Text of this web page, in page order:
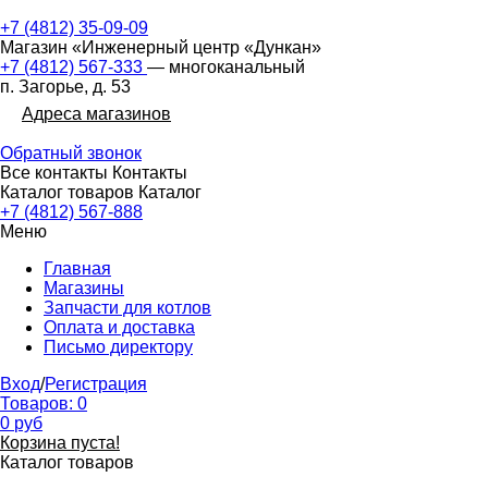
+7 (4812) 35-09-09
Магазин «Инженерный центр «Дункан»
+7 (4812) 567-333 — многоканальный
п. Загорье, д. 53
Адреса магазинов
Обратный звонок
Все контакты Контакты
Каталог товаров Каталог
+7 (4812) 567-888
Меню
Главная
Магазины
Запчасти для котлов
Оплата и доставка
Письмо директору
Вход/Регистрация
Товаров: 0
0 руб
Корзина пуста!
Каталог товаров